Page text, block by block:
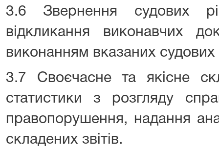
3.6 Звернення судових
відкликання виконавчих
виконанням вказаних судових
3.7 Своєчасне та якісне
статистики з розгляду
правопорушення, надання
складених звітів.